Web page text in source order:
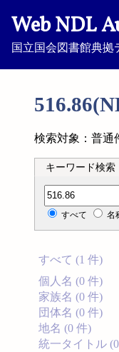
Web NDL
国立国会図書館典拠
検索対象：普通
キーワード検索
分類記号検索
すべて 名
すべて (1 件)
個人名 (0 件)
家族名 (0 件)
団体名 (0 件)
地名 (0 件)
統一タイトル